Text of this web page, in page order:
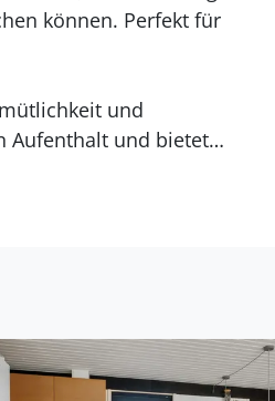
können. Perfekt für
und
Aufenthalt und bietet
Nähe. Hier finden Sie
Auch der örtliche